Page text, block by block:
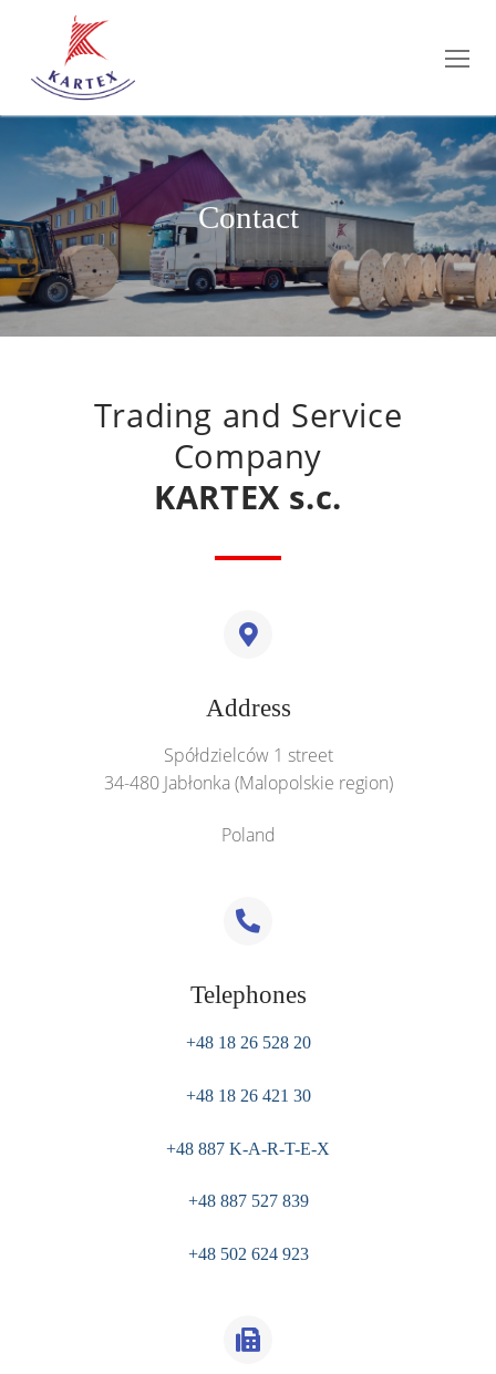
Contact
Trading and Service
Company
KARTEX s.c.
Address
Spółdzielców 1 street
34-480 Jabłonka (Malopolskie region)
Poland
Telephones
+48 18 26 528 20
+48 18 26 421 30
+48 887 K-A-R-T-E-X
+48 887 527 839
+48 502 624 923